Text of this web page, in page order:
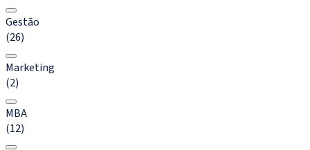
Gestão
(26)
Marketing
(2)
MBA
(12)